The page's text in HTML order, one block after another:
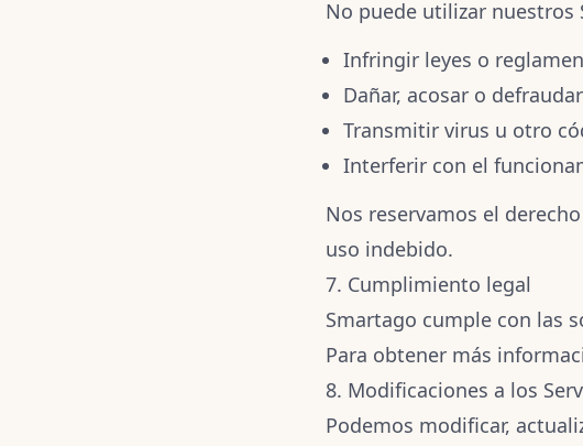
No puede utilizar nuestros
Infringir leyes o
Dañar, acosar o
Transmitir virus u otro
Interferir con el
Nos reservamos el
uso indebido.
7. Cumplimiento legal
Smartago cumple con las
Para obtener más
8. Modificaciones a los
Podemos modificar,